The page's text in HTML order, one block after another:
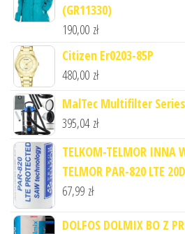
(GR11330)
190,00 zł
Citizen Er0203-85P
480,00 zł
MalTec Multifilter
395,04 zł
TELKOM-TELMOR INNA
TELMOR PAR-820 LTE
67,99 zł
DOLFOS DOLMIX BO Z